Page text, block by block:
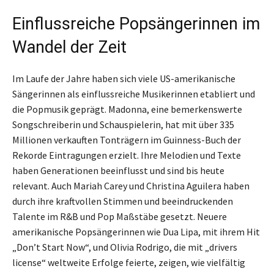
Einflussreiche Popsängerinnen im
Wandel der Zeit
Im Laufe der Jahre haben sich viele US-amerikanische
Sängerinnen als einflussreiche Musikerinnen etabliert und
die Popmusik geprägt. Madonna, eine bemerkenswerte
Songschreiberin und Schauspielerin, hat mit über 335
Millionen verkauften Tonträgern im Guinness-Buch der
Rekorde Eintragungen erzielt. Ihre Melodien und Texte
haben Generationen beeinflusst und sind bis heute
relevant. Auch Mariah Carey und Christina Aguilera haben
durch ihre kraftvollen Stimmen und beeindruckenden
Talente im R&B und Pop Maßstäbe gesetzt. Neuere
amerikanische Popsängerinnen wie Dua Lipa, mit ihrem Hit
„Don’t Start Now“, und Olivia Rodrigo, die mit „drivers
license“ weltweite Erfolge feierte, zeigen, wie vielfältig